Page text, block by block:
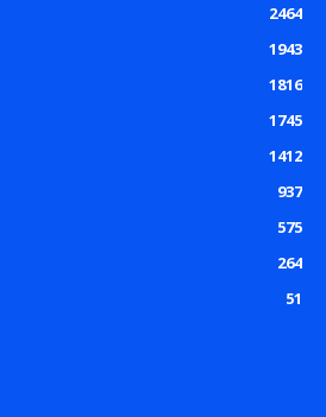
2464
1943
1816
1745
1412
937
575
264
51